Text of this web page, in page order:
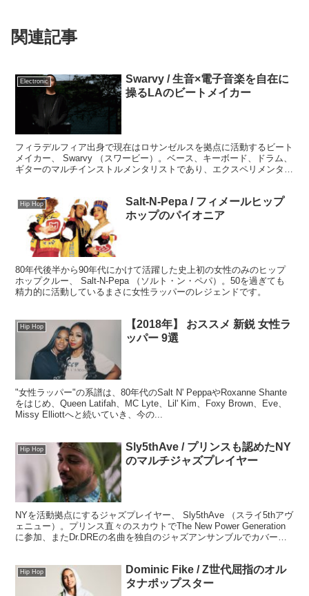
関連記事
Electronic
Swarvy / 生音×電子音楽を自在に
操るLAのビートメイカー
フィラデルフィア出身で現在はロサンゼルスを拠点に活動するビート
メイカー、 Swarvy （スワービー）。ベース、キーボード、ドラム、
ギターのマルチインストルメンタリストであり、エクスペリメンタル
Hip Hop
Salt-N-Pepa / フィメールヒップ
ホップのパイオニア
80年代後半から90年代にかけて活躍した史上初の女性のみのヒップ
ホップクルー、 Salt-N-Pepa （ソルト・ン・ペパ）。50を過ぎても
精力的に活動しているまさに女性ラッパーのレジェンドです。
Hip Hop
【2018年】 おススメ 新鋭 女性ラ
ッパー 9選
"女性ラッパー"の系譜は、80年代のSalt N' PeppaやRoxanne Shante
をはじめ、Queen Latifah、MC Lyte、Lil' Kim、Foxy Brown、Eve、
Missy Elliottへと続いていき、今の...
Hip Hop
Sly5thAve / プリンスも認めたNY
のマルチジャズプレイヤー
NYを活動拠点にするジャズプレイヤー、 Sly5thAve （スライ5thアヴ
ェニュー）。プリンス直々のスカウトでThe New Power Generation
に参加、またDr.DREの名曲を独自のジャズアンサンブルでカバー。
す。
Hip Hop
Dominic Fike / Z世代屈指のオル
タナポップスター